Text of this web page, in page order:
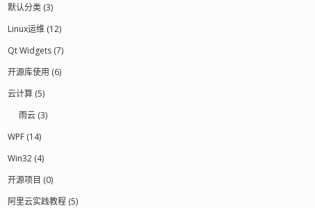
默认分类 (3)
Linux运维 (12)
Qt Widgets (7)
开源库使用 (6)
云计算 (5)
雨云 (3)
WPF (14)
Win32 (4)
开源项目 (0)
阿里云实践教程 (5)